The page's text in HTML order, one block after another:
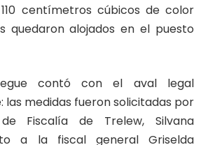
centímetros cúbicos de color
quedaron alojados en el puesto
contó con el aval legal
medidas fueron solicitadas por
Fiscalía de Trelew, Silvana
a la fiscal general Griselda